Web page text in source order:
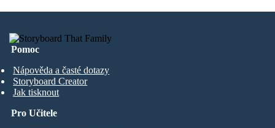
Pomoc
Nápověda a časté dotazy
Storyboard Creator
Jak tisknout
Pro Učitele